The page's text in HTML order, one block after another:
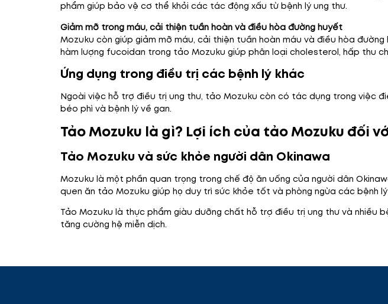
phẩm giúp bảo vệ cơ thể khỏi các tác động xấu từ bệnh lý ung thư.
Giảm mỡ trong máu, cải thiện tuần hoàn và điều hòa đường huyết
Mozuku còn giúp giảm mỡ máu, cải thiện tuần hoàn máu và điều hòa
hàm lượng fucoidan trong tảo Mozuku giúp phân loại cholesterol, hấp thu
Ứng dụng trong điều trị các bệnh lý khác
Ngoài việc hỗ trợ điều trị ung thư, tảo Mozuku còn có tác dụng trong việc
béo phì và bệnh lý về gan.
Tảo Mozuku là gì? Lợi ích của tảo Mozuku đối
Tảo Mozuku và sức khỏe người dân Okinawa
Mozuku là một phần quan trọng trong chế độ ăn uống của người dân
quen ăn tảo Mozuku giúp họ duy trì sức khỏe tốt và phòng ngừa các bệnh lý
Tảo Mozuku là thực phẩm giàu dưỡng chất hỗ trợ điều trị ung thư và nhiều
tăng cường hệ miễn dịch.